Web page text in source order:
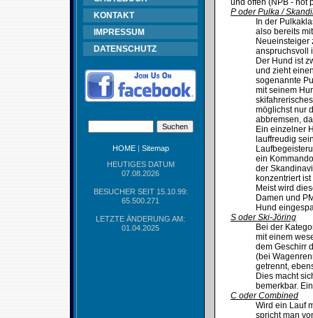
KONTAKT
IMPRESSUM
DATENSCHUTZ
HOME| Sitemap
HEUTIGES DATUM
07.08.2026
BESUCHER SEIT 15.10.99:
65.500.271
LETZTE ÄNDERUNG AM:
01.04.2025
und offen (NPB - not
P oder Pulka /
In der
also bereits
Neueinsteiger
anspruchsvoll
Der Hund ist
und zieht
sogenannte
mit seinem
möglichst nur
abbremsen,
Ein einzelner
lauffreudig
ein
der
konzentriert
Meist wird
Damen und
Hund
S oder Ski-Jöring
Bei der
mit einem
dem Geschirr
(bei
getrennt,
Dies macht
bemerkbar.
C oder Combined
Wird ein Lauf
spricht man